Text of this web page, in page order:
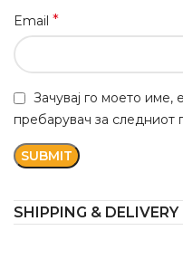
Email *
Зачувај го моето име,
пребарувач за следниот
SHIPPING & DELIVERY